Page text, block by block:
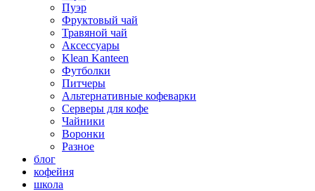
Пуэр
Фруктовый чай
Травяной чай
Аксессуары
Klean Kanteen
Футболки
Питчеры
Альтернативные кофеварки
Серверы для кофе
Чайники
Воронки
Разное
блог
кофейня
школа